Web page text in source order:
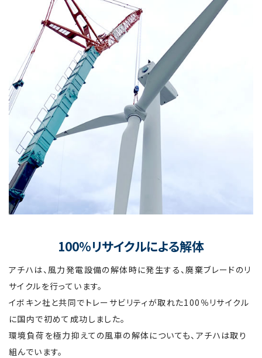
100％リサイクルによる解体
アチハは、風力発電設備の解体時に発生する、廃棄ブレードのリ
サイクルを行っています。
イボキン社 と共同でトレーサビリティが取れた100％リサイクル
に国内で初めて成功しました。
環境負荷を極力抑えての風車の解体についても、アチハは取り
組んでいます。